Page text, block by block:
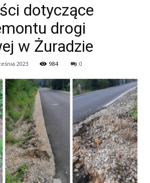
dotyczące
drogi
w Żuradzie
2023 984 0